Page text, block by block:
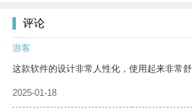
评论
游客
这款软件的设计非常人性化，使用起来非常舒
2025-01-18